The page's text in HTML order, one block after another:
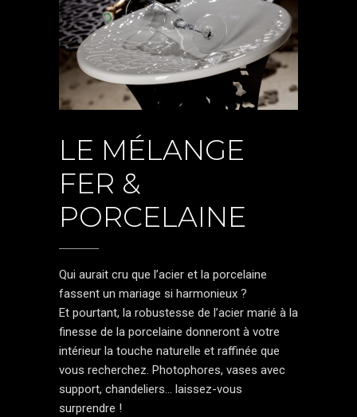
LE MÉLANGE
FER &
PORCELAINE
Qui aurait cru que l’acier et la porcelaine
fassent un mariage si harmonieux ?
Et pourtant, la robustesse de l’acier marié à la
finesse de la porcelaine donneront à votre
intérieur la touche naturelle et raffinée que
vous recherchez. Photophores, vases avec
support, chandeliers... laissez-vous
surprendre !